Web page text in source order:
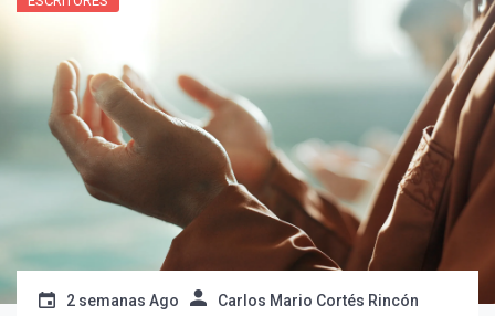
2 semanas Ago Carlos Mario Cortés Rincón